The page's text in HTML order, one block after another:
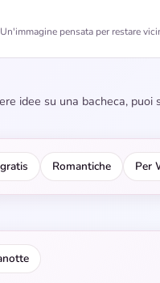
Un'immagine pensata per restare
idee su una bacheca, puoi
Romantiche Per